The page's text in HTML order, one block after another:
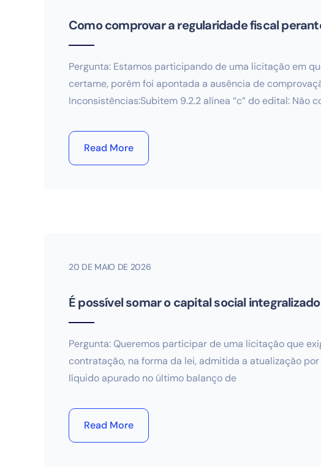
Como comprovar a regularidade fiscal
Pergunta: Estamos participando de uma licitação em
certame, porém foi apontada a ausência de
Inconsistências:Subitem 9.2.2 alínea “c” do edital: Não
Read More
20 DE MAIO DE 2026
É possível somar o capital social
Pergunta: Queremos participar de uma licitação que
contratação, na forma da lei, admitida a atualização
líquido apurado no último balanço de
Read More